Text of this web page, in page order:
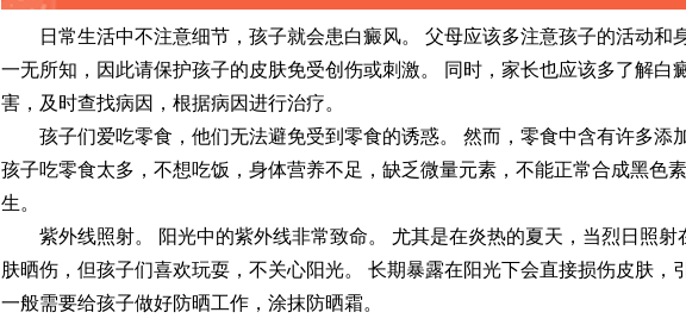
日常生活中不注意细节，孩子就会患白癜风。 父母应该多注意孩子的活动和
一无所知，因此请保护孩子的皮肤免受创伤或刺激。 同时，家长也应该多了解白
害，及时查找病因，根据病因进行治疗。
孩子们爱吃零食，他们无法避免受到零食的诱惑。 然而，零食中含有许多添加
孩子吃零食太多，不想吃饭，身体营养不足，缺乏微量元素，不能正常合成黑色
生。
紫外线照射。 阳光中的紫外线非常致命。 尤其是在炎热的夏天，当烈日照射
肤晒伤，但孩子们喜欢玩耍，不关心阳光。 长期暴露在阳光下会直接损伤皮肤，
一般需要给孩子做好防晒工作，涂抹防晒霜。